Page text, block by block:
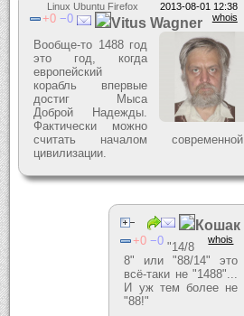
2013-08-01 12:38
Linux Ubuntu Firefox
whois
0 0 Vitus Wagner
Вообще-то 1488 год
это год, когда
европейский
корабль впервые
достиг Мыса
Доброй Надежды.
Фактически можно
считать началом современной
цивилизации.
whois
0 0
Кошак
"14/8
8" или "88/14" это
всё-таки не "1488"...
И уж тем более не
"88!"